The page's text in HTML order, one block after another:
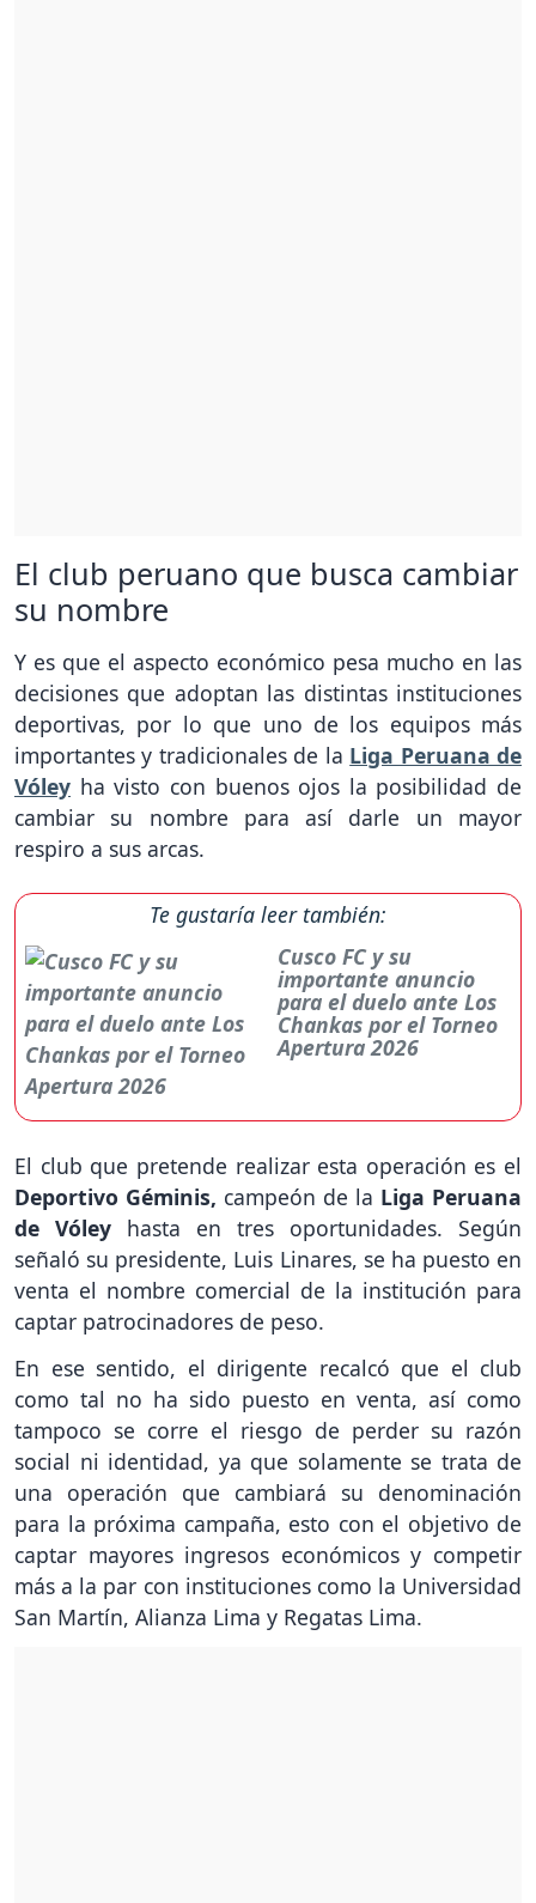
El club peruano que busca cambiar
su nombre
Y es que el aspecto económico pesa mucho en las
decisiones que adoptan las distintas instituciones
deportivas, por lo que uno de los equipos más
importantes y tradicionales de la Liga Peruana de
Vóley ha visto con buenos ojos la posibilidad de
cambiar su nombre para así darle un mayor
respiro a sus arcas.
Te gustaría leer también:
Cusco FC y su
importante anuncio
para el duelo ante Los
Chankas por el Torneo
Apertura 2026
El club que pretende realizar esta operación es el
Deportivo Géminis, campeón de la Liga Peruana
de Vóley hasta en tres oportunidades. Según
señaló su presidente, Luis Linares, se ha puesto en
venta el nombre comercial de la institución para
captar patrocinadores de peso.
En ese sentido, el dirigente recalcó que el club
como tal no ha sido puesto en venta, así como
tampoco se corre el riesgo de perder su razón
social ni identidad, ya que solamente se trata de
una operación que cambiará su denominación
para la próxima campaña, esto con el objetivo de
captar mayores ingresos económicos y competir
más a la par con instituciones como la Universidad
San Martín, Alianza Lima y Regatas Lima.